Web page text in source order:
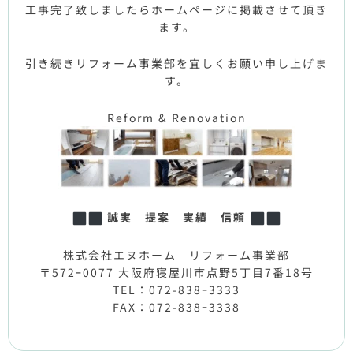
工事完了致しましたらホームページに掲載させて頂き
ます。
引き続きリフォーム事業部を宜しくお願い申し上げま
す。
———Reform & Renovation———
誠実 提案 実績 信頼
株式会社エヌホーム リフォーム事業部
〒572ｰ0077 大阪府寝屋川市点野5丁目7番18号
TEL：072-838ｰ3333
FAX：072-838ｰ3338